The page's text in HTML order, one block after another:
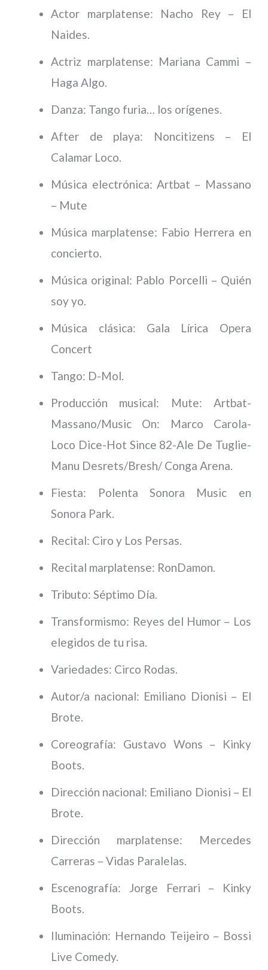
Actor marplatense: Nacho Rey – El
Naides.
Actriz marplatense: Mariana Cammi –
Haga Algo.
Danza: Tango furia… los orígenes.
After de playa: Noncitizens – El
Calamar Loco.
Música electrónica: Artbat – Massano
– Mute
Música marplatense: Fabio Herrera en
concierto.
Música original: Pablo Porcelli – Quién
soy yo.
Música clásica: Gala Lírica Opera
Concert
Tango: D-Mol.
Producción musical: Mute: Artbat-
Massano/Music On: Marco Carola-
Loco Dice-Hot Since 82-Ale De Tuglie-
Manu Desrets/Bresh/ Conga Arena.
Fiesta: Polenta Sonora Music en
Sonora Park.
Recital: Ciro y Los Persas.
Recital marplatense: RonDamon.
Tributo: Séptimo Día.
Transformismo: Reyes del Humor – Los
elegidos de tu risa.
Variedades: Circo Rodas.
Autor/a nacional: Emiliano Dionisi – El
Brote.
Coreografía: Gustavo Wons – Kinky
Boots.
Dirección nacional: Emiliano Dionisi – El
Brote.
Dirección marplatense: Mercedes
Carreras – Vidas Paralelas.
Escenografía: Jorge Ferrari – Kinky
Boots.
Iluminación: Hernando Teijeiro – Bossi
Live Comedy.